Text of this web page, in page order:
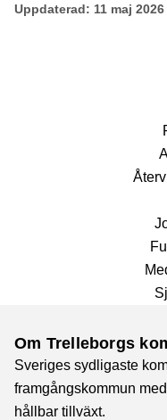
Uppdaterad: 11 maj 2026
Om Trelleborgs
Sveriges sydligaste
framgångskommun
hållbar tillväxt.